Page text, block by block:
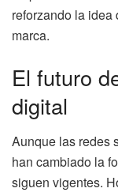
reforzando la
marca.
El futuro
digital
Aunque las redes
han cambiado la
siguen vigentes.